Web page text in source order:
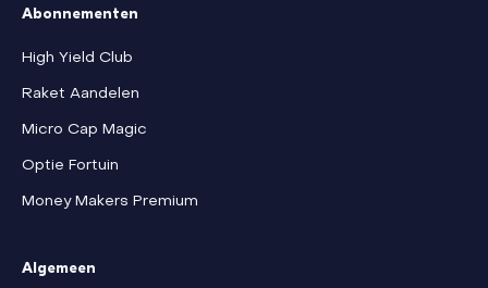
Abonnementen
High Yield Club
Raket Aandelen
Micro Cap Magic
Optie Fortuin
Money Makers Premium
Algemeen